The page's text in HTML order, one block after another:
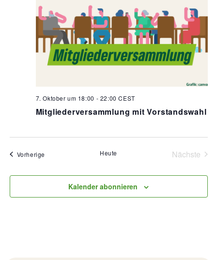
Mitgliederversammlung mit Vorstandswahl
7. Oktober um 18:00 - 22:00 CEST
Vorherige Heute
Nächste
Kalender abonnieren